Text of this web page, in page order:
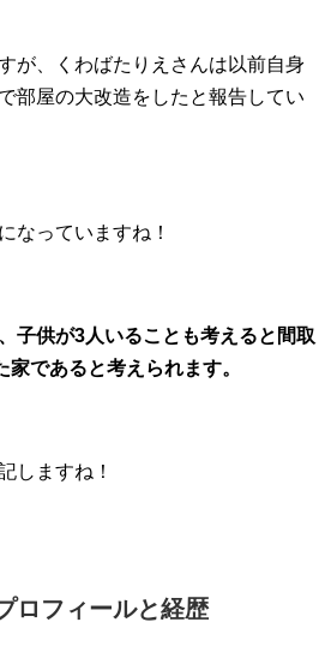
が、くわばたりえさんは以前自身
部屋の大改造をしたと報告してい
なっていますね！
子供が3人いることも考えると間取
であると考えられます。
しますね！
ロフィールと経歴